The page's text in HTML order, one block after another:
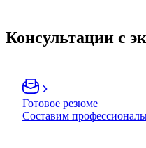
Консультации с
Готовое резюме
Составим